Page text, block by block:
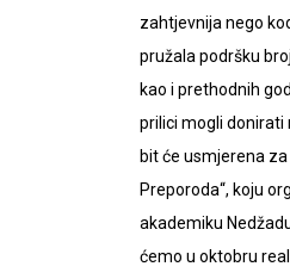
zahtjevnija nego
pružala podršku
kao i prethodnih
prilici mogli donirati
bit će usmjerena
Preporoda“, koju
akademiku
ćemo u oktobru